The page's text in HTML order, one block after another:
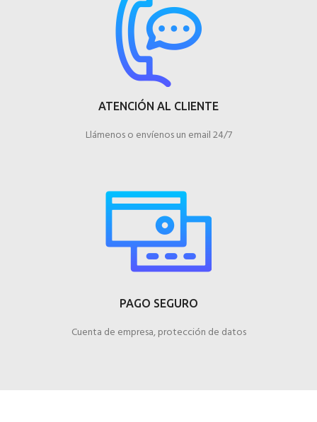
ATENCIÓN AL CLIENTE
Llámenos o envíenos un email 24/7
PAGO SEGURO
Cuenta de empresa, protección de datos